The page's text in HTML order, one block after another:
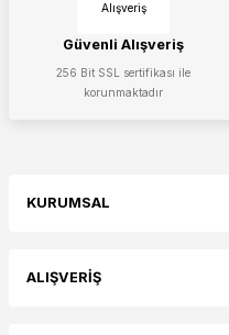
Güvenli Alışveriş
256 Bit SSL sertifikası ile
korunmaktadır
KURUMSAL
ALIŞVERİŞ